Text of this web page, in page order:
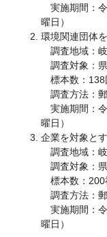
実施期間：
曜日）
環境関連団体
調査地域：
調査対象：
標本数：138
調査方法：
実施期間：
曜日）
企業を対象と
調査地域：
調査対象：
標本数：200
調査方法：
実施期間：
曜日）